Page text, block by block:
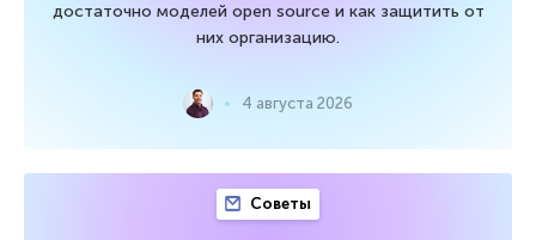
достаточно моделей open source и как защитить от
них организацию.
4 августа 2026
Советы